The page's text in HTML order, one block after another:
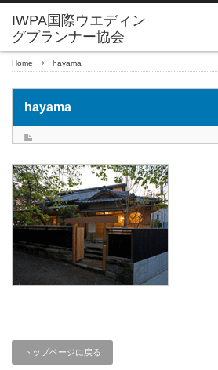
Home hayama
hayama
トップページに戻る